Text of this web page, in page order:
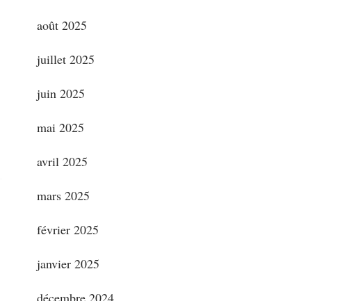
août 2025
juillet 2025
juin 2025
mai 2025
avril 2025
mars 2025
février 2025
janvier 2025
décembre 2024